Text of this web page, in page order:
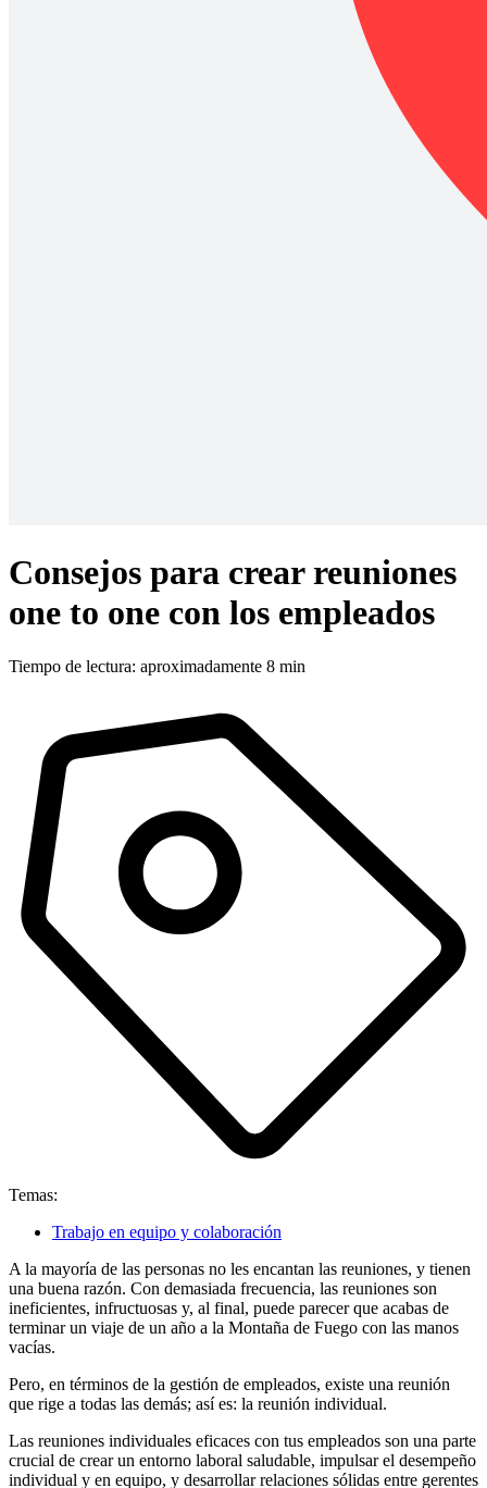
Consejos para crear reuniones
one to one con los empleados
Tiempo de lectura: aproximadamente 8 min
Temas:
Trabajo en equipo y colaboración
A la mayoría de las personas no les encantan las reuniones, y tienen
una buena razón. Con demasiada frecuencia, las reuniones son
ineficientes, infructuosas y, al final, puede parecer que acabas de
terminar un viaje de un año a la Montaña de Fuego con las manos
vacías.
Pero, en términos de la gestión de empleados, existe una reunión
que rige a todas las demás; así es: la reunión individual.
Las reuniones individuales eficaces con tus empleados son una parte
crucial de crear un entorno laboral saludable, impulsar el desempeño
individual y en equipo, y desarrollar relaciones sólidas entre gerentes